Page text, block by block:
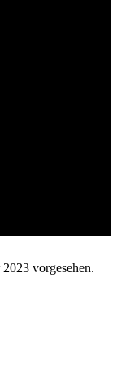
vorgesehen.